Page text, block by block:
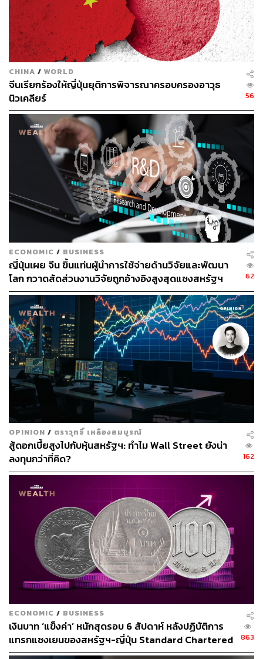
TAGS: ธนาคารกลางญี่ปุ่น (BOJ)
เศรษฐกิจครัวเรือน
การออมเงิน
1.2K
ABOUT THE AUTHOR
THE STANDARD WEALTH
สำนักข่าวเศรษฐกิจ ธุรกิจ และการลงทุน โดย
ทีมข่าว THE STANDARD
CHINA / WORLD
จีนเรียกร้องให้ญี่ปุ่นยุติการพิจารณาครอบครองอาวุธ
นิวเคลียร์
56
ECONOMIC / BUSINESS
ญี่ปุ่นเผย จีน ขึ้นแท่นผู้นำการใช้จ่ายด้านวิจัยและพัฒนา
โลก กวาดสัดส่วนงานวิจัยถูกอ้างอิงสูงสุดแซงสหรัฐฯ
62
OPINION / ตราวุทธิ์ เหลืองสมบูรณ์
สู้ดอกเบี้ยสูงไปกับหุ้นสหรัฐฯ: ทำไม Wall Street ยังน่า
ลงทุนกว่าที่คิด?
162
ECONOMIC / BUSINESS
เงินบาท ‘แข็งค่า’ หนักสุดรอบ 6 สัปดาห์ หลังปฏิบัติการ
แทรกแซงเยนของสหรัฐฯ-ญี่ปุ่น Standard Chartered
เปิดเป้าสิ้นปีนี้จ่อแข็งต่อแตะ 32.50 บาทต่อดอลลาร์
863